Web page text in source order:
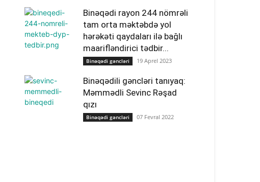
Binəqədi rayon 244 nömrəli
tam orta məktəbdə yol
hərəkəti qaydaları ilə bağlı
maarifləndirici tədbir...
Binəqədi gəncləri 19 Aprel 2023
Binəqədili gəncləri tanıyaq:
Məmmədli Sevinc Rəşad
qızı
Binəqədi gəncləri 07 Fevral 2022